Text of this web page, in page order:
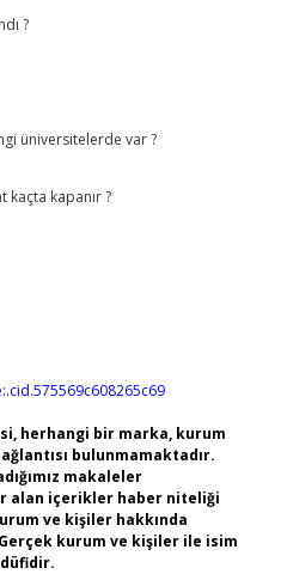
?
üniversitelerde var ?
kaçta kapanır ?
herhangi bir marka, kurum
bulunmamaktadır.
makaleler
alan içerikler haber niteliği
ve kişiler hakkında
kurum ve kişiler ile isim